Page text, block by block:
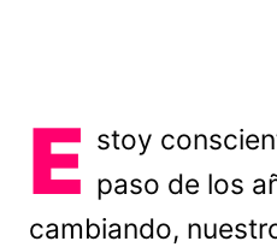
E stoy
paso de los
cambiando,